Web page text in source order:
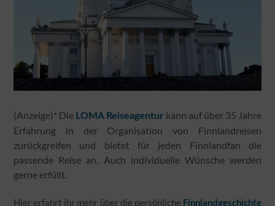
(Anzeige)* Die LOMA Reiseagentur kann auf über 35 Jahre
Erfahrung in der Organisation von Finnlandreisen
zurückgreifen und bietet für jeden Finnlandfan die
passende Reise an. Auch individuelle Wünsche werden
gerne erfüllt.
Hier erfahrt ihr mehr über die persönliche Finnlandgeschichte